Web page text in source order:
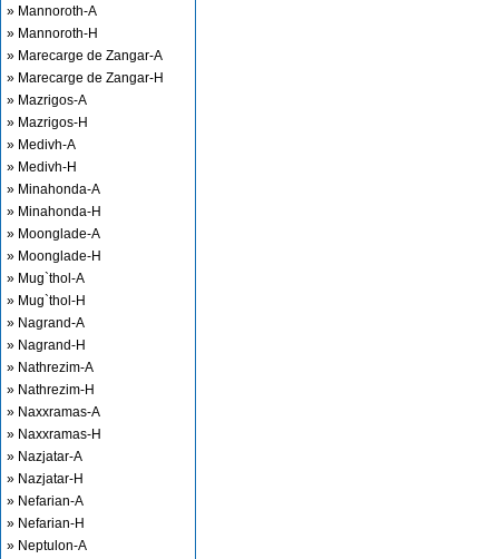
» Mannoroth-A
» Mannoroth-H
» Marecarge de Zangar-A
» Marecarge de Zangar-H
» Mazrigos-A
» Mazrigos-H
» Medivh-A
» Medivh-H
» Minahonda-A
» Minahonda-H
» Moonglade-A
» Moonglade-H
» Mug`thol-A
» Mug`thol-H
» Nagrand-A
» Nagrand-H
» Nathrezim-A
» Nathrezim-H
» Naxxramas-A
» Naxxramas-H
» Nazjatar-A
» Nazjatar-H
» Nefarian-A
» Nefarian-H
» Neptulon-A